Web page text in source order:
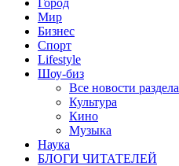
Город
Мир
Бизнес
Спорт
Lifestyle
Шоу-биз
Все новости раздела
Культура
Кино
Музыка
Наука
БЛОГИ ЧИТАТЕЛЕЙ